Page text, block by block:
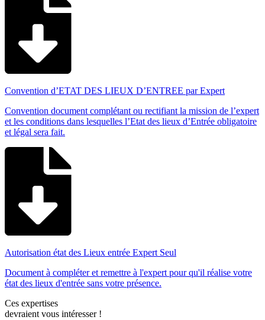
Convention d’ETAT DES LIEUX D’ENTREE par Expert
Convention document complétant ou rectifiant la mission de l’expert
et les conditions dans lesquelles l’Etat des lieux d’Entrée obligatoire
et légal sera fait.
Autorisation état des Lieux entrée Expert Seul
Document à compléter et remettre à l'expert pour qu'il réalise votre
état des lieux d'entrée sans votre présence.
Ces expertises
devraient vous intéresser !